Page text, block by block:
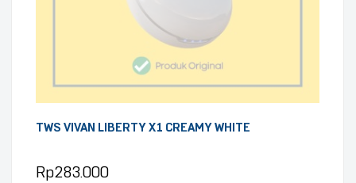
TWS VIVAN LIBERTY X1 CREAMY WHITE
Rp283.000